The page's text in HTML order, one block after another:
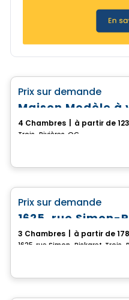
Prix sur demande
4 Chambres à partir de
Trois-Rivières, QC
Prix sur demande
1625, rue Simon-
3 Chambres à partir de
1625, rue Simon-Piskaret, Trois-